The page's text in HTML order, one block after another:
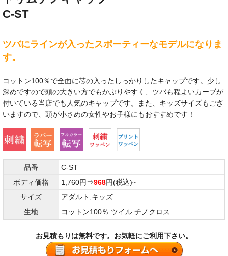
C-ST
ツバにラインが入ったスポーティーなモデルになりま
す。
コットン100％で全面に芯の入ったしっかりしたキャップです。少し
深めですので頭の大きい方でもかぶりやすく、ツバも程よいカーブが
付いている当店でも人気のキャップです。また、キッズサイズもござ
いますので、頭が小さめの女性やお子様にもおすすめです！
品番
C-ST
ボディ価格
1,760円⇒968円(税込)~
サイズ
アダルト,キッズ
生地
コットン100％ ツイル チノクロス
お見積もりは無料です。お気軽にご利用下さい。